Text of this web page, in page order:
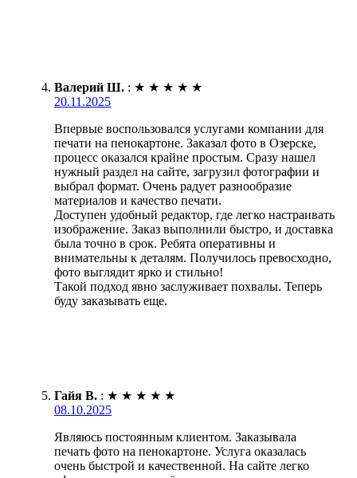
Валерий Ш. : ★ ★ ★ ★ ★
20.11.2025
Впервые воспользовался услугами компании для
печати на пенокартоне. Заказал фото в Озерске,
процесс оказался крайне простым. Сразу нашел
нужный раздел на сайте, загрузил фотографии и
выбрал формат. Очень радует разнообразие
материалов и качество печати.
Доступен удобный редактор, где легко настраивать
изображение. Заказ выполнили быстро, и доставка
была точно в срок. Ребята оперативны и
внимательны к деталям. Получилось превосходно,
фото выглядит ярко и стильно!
Такой подход явно заслуживает похвалы. Теперь
буду заказывать еще.
Гайя В. : ★ ★ ★ ★ ★
08.10.2025
Являюсь постоянным клиентом. Заказывала
печать фото на пенокартоне. Услуга оказалась
очень быстрой и качественной. На сайте легко